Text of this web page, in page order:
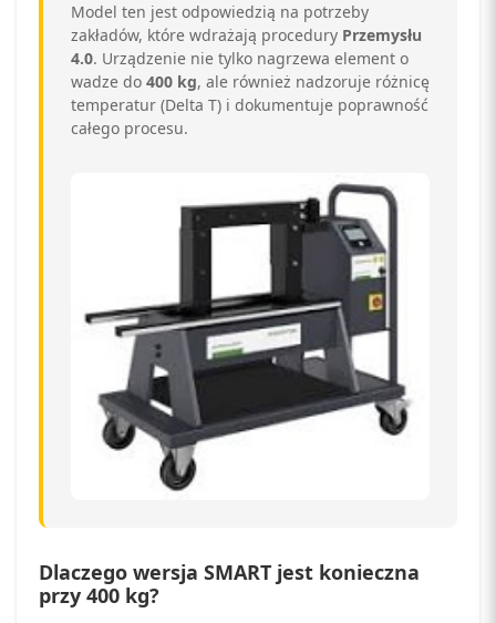
Model ten jest odpowiedzią na potrzeby
zakładów, które wdrażają procedury Przemysłu
4.0. Urządzenie nie tylko nagrzewa element o
wadze do 400 kg, ale również nadzoruje różnicę
temperatur (Delta T) i dokumentuje poprawność
całego procesu.
Dlaczego wersja SMART jest konieczna
przy 400 kg?